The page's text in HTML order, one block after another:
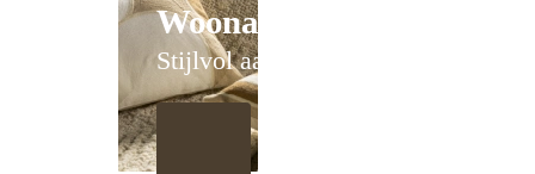
Woonaccessoires
Stijlvol aanschuiven